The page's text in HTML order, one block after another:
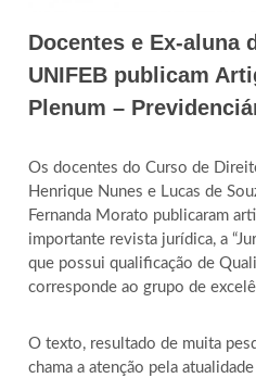
Docentes e Ex-aluna
UNIFEB publicam
Plenum –
Os docentes do Curso de
Henrique Nunes e Lucas de
Fernanda Morato publicaram
importante revista jurídica, a
que possui qualificação de
corresponde ao grupo de
O texto, resultado de muita
chama a atenção pela